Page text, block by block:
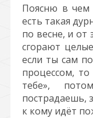
Поясню в чем
есть такая
по весне, и
сгорают
если ты сам
процессом,
тебе»,
пострадаешь,
к кому идёт